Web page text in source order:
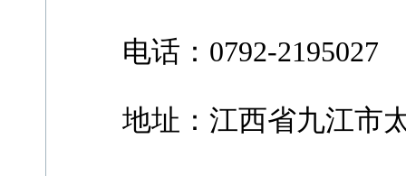
电话：0792-2195027
地址：江西省九江市太